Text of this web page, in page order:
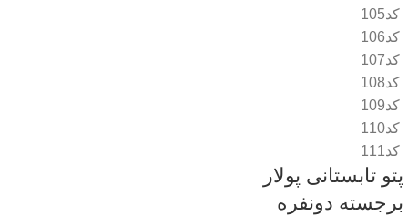
کد105
کد106
کد107
کد108
کد109
کد110
کد111
پتو تابستانی پولار
برجسته دونفره